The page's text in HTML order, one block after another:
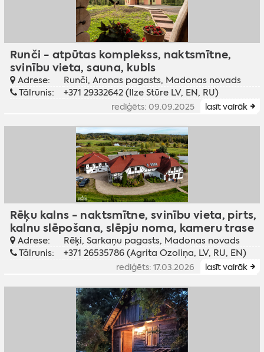
Runči - atpūtas komplekss, naktsmītne,
svinību vieta, sauna, kubls
Adrese:
Runči, Aronas pagasts, Madonas novads
Tālrunis:
+371 29332642 (Ilze Stūre LV, EN, RU)
rediģēts: 09.09.2025 lasīt vairāk
Rēķu kalns - naktsmītne, svinību vieta, pirts,
kalnu slēpošana, slēpju noma, kameru trase
Adrese:
Rēķi, Sarkaņu pagasts, Madonas novads
Tālrunis:
+371 26535786 (Agrita Ozoliņa, LV, RU, EN)
rediģēts: 17.03.2026 lasīt vairāk